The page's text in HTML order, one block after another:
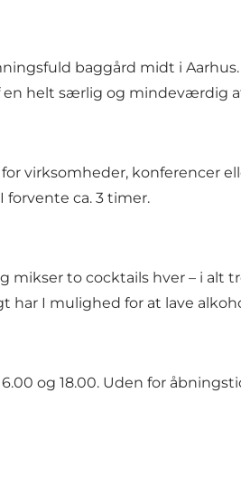
baggård midt i
en helt særlig og mindeværdig
virksomheder, konferencer
ca. 3 timer.
mikser to cocktails hver – i
har I mulighed for at lave
og 18.00. Uden for